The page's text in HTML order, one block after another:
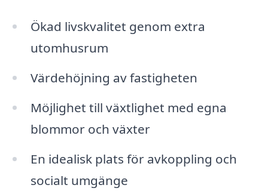
Ökad livskvalitet genom extra
utomhusrum
Värdehöjning av fastigheten
Möjlighet till växtlighet med egna
blommor och växter
En idealisk plats för avkoppling och
socialt umgänge